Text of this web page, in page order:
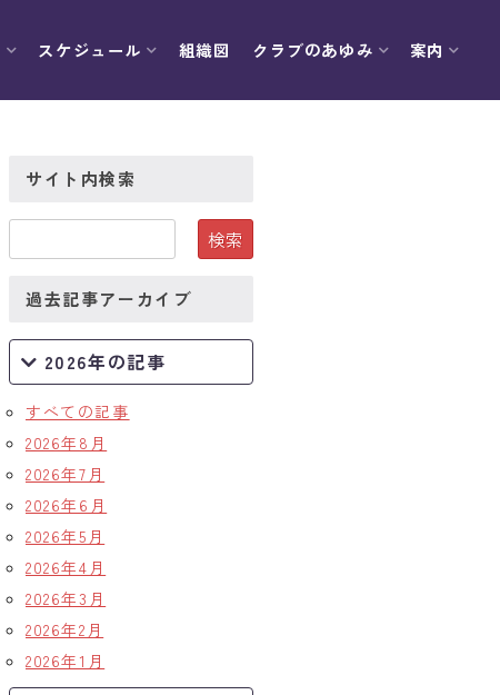
スケジュール 組織図 クラブのあゆみ 案内
サイト内検索
過去記事アーカイブ
2026年の記事
すべての記事
2026年8月
2026年7月
2026年6月
2026年5月
2026年4月
2026年3月
2026年2月
2026年1月